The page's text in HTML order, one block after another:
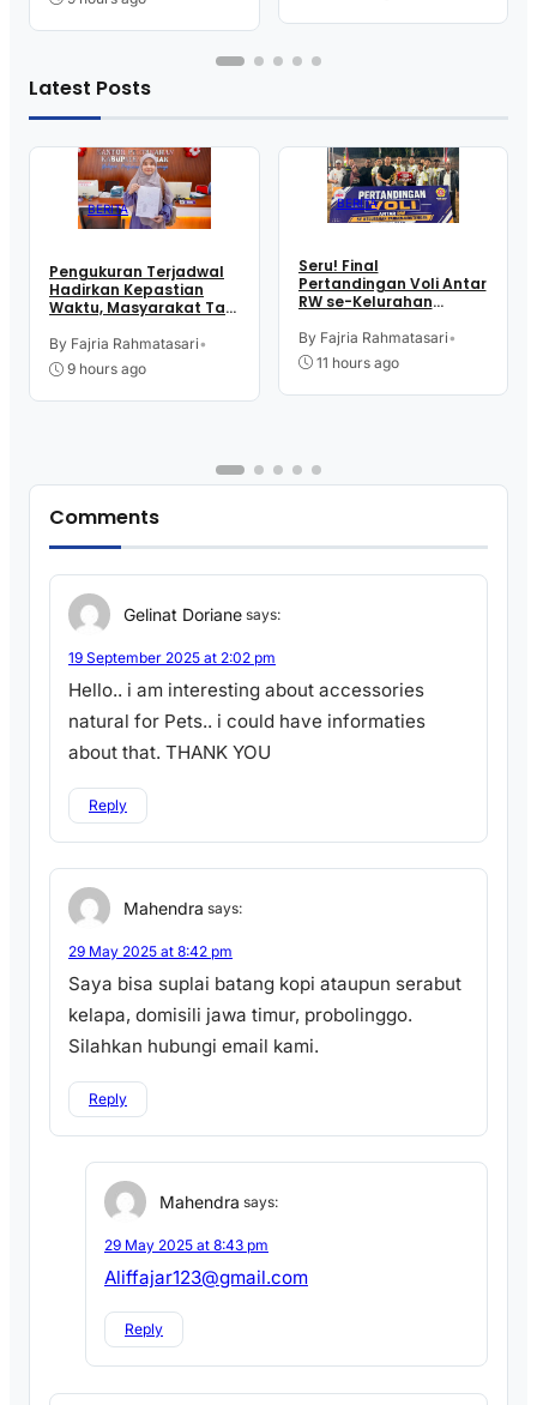
Latest Posts
BERITA
Pengukuran Terjadwal
Hadirkan Kepastian
Waktu, Masyarakat Tak
Layanan Pertanahan
By Fajria Rahmatasari•
9 hours ago
BERITA
Seru! Final
Pertandingan Voli Antar
RW se-Kelurahan
Sambut HUT RI
By Fajria Rahmatasari•
11 hours ago
Comments
Gelinat Doriane says:
19 September 2025 at 2:02 pm
Hello.. i am interesting about accessories
natural for Pets.. i could have informaties
about that. THANK YOU
Reply
Mahendra says:
29 May 2025 at 8:42 pm
Saya bisa suplai batang kopi ataupun serabut
kelapa, domisili jawa timur, probolinggo.
Silahkan hubungi email kami.
Reply
Mahendra says:
29 May 2025 at 8:43 pm
Aliffajar123@gmail.com
Reply